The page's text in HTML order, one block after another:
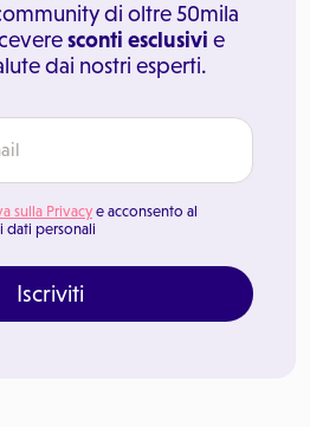
di oltre 50mila
sconti esclusivi e
dai nostri esperti.
sulla Privacy e acconsento al
dati personali
Iscriviti